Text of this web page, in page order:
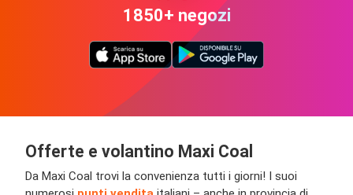
1850+ negozi
Offerte e volantino Maxi Coal
Da Maxi Coal trovi la convenienza tutti i giorni! I suoi